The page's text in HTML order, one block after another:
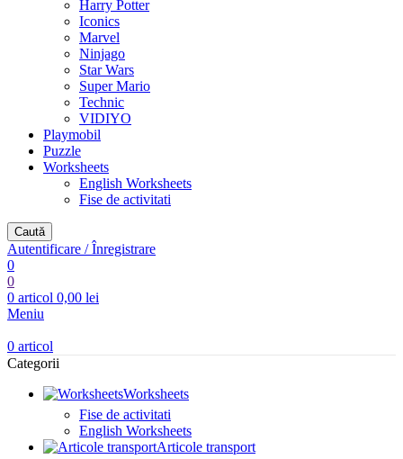
Harry Potter
Iconics
Marvel
Ninjago
Star Wars
Super Mario
Technic
VIDIYO
Playmobil
Puzzle
Worksheets
English Worksheets
Fise de activitati
Caută
Autentificare / Înregistrare
0
0
0 articol 0,00 lei
Meniu
0 articol
Categorii
Worksheets
Fise de activitati
English Worksheets
Articole transport